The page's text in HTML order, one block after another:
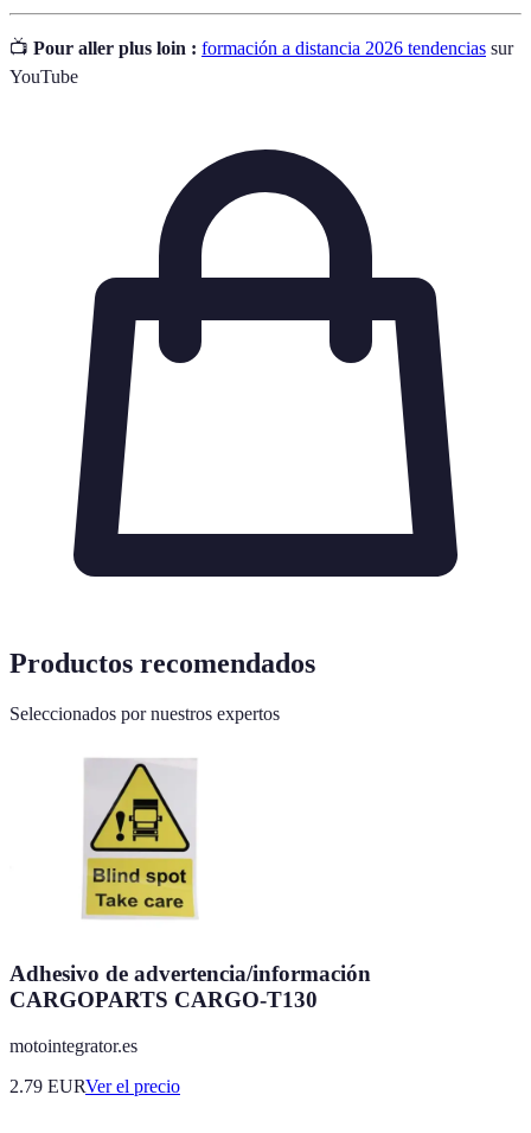
📺 Pour aller plus loin : formación a distancia 2026 tendencias sur
YouTube
Productos recomendados
Seleccionados por nuestros expertos
Adhesivo de advertencia/información
CARGOPARTS CARGO-T130
motointegrator.es
2.79 EURVer el precio